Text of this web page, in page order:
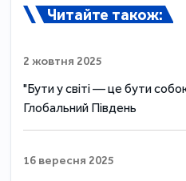
Читайте також:
2 жовтня 2025
"Бути у світі — це бути
Глобальний Південь
16 вересня 2025